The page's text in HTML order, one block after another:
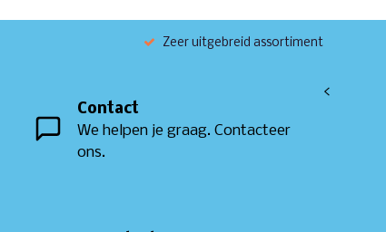
Zeer uitgebreid assortiment
Contact
We helpen je graag. Contacteer
ons.
<